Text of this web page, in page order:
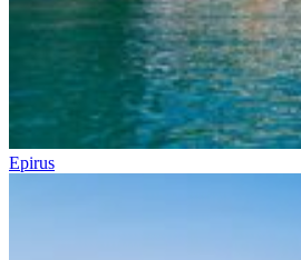
Epirus